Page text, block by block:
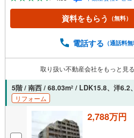
ゼット2ヶ所完備！【リフォーム
成）】＜水回り新規交換＞シス
イレ/浴室シャワー水栓＜内装
さくら夙川駅より徒歩3分の立地
をご紹介可能です。キッズスペ
も完備しており、お子さま連れ
けます。住宅ローンに強く、事
関のご提案、お客様一人ひとり
計画のご提案までトータルでサポ
資料をもらう （無料）
電話する （通話料無
取り扱い不動産会社をもっと見
5階 / 南西 / 68.03m2 / LDK15.8、洋6.2、
リフォーム
2,788万円